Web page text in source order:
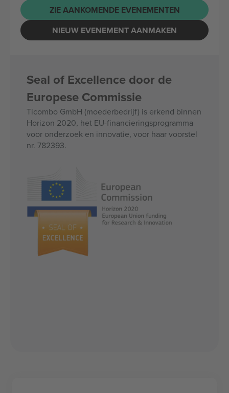
ZIE AANKOMENDE EVENEMENTEN
NIEUW EVENEMENT AANMAKEN
Seal of Excellence door de
Europese Commissie
Ticombo GmbH (moederbedrijf) is erkend binnen
Horizon 2020, het EU-financieringsprogramma
voor onderzoek en innovatie, voor haar voorstel
nr. 782393.